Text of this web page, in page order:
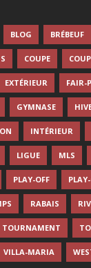
BLOG BRÉBEUF
COUPE
EXTÉRIEUR FAIR-
GYMNASE
INTÉRIEUR
LIGUE MLS
PLAY-OFF
RABAIS
TOURNAMENT
VILLA-MARIA